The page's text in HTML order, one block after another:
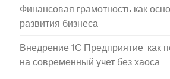
Финансовая грамотность как
развития бизнеса
Внедрение 1С:Предприятие: как
на современный учет без хаоса